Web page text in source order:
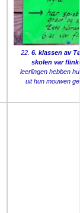
22. 6. klassen av
skolen var
leerlingen hebben
uit hun mouwen